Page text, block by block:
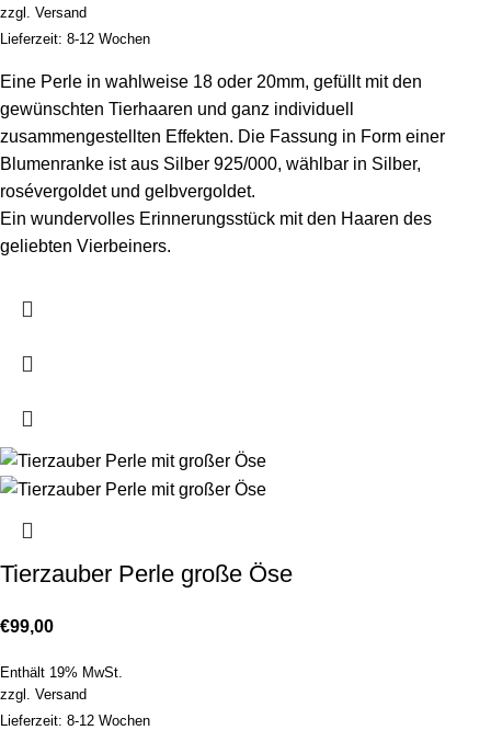
zzgl. Versand
Lieferzeit: 8-12 Wochen
Eine Perle in wahlweise 18 oder 20mm, gefüllt mit den
gewünschten Tierhaaren und ganz individuell
zusammengestellten Effekten. Die Fassung in Form einer
Blumenranke ist aus Silber 925/000, wählbar in Silber,
rosévergoldet und gelbvergoldet.
Ein wundervolles Erinnerungsstück mit den Haaren des
geliebten Vierbeiners.
Tierzauber Perle große Öse
€99,00
Enthält 19% MwSt.
zzgl. Versand
Lieferzeit: 8-12 Wochen